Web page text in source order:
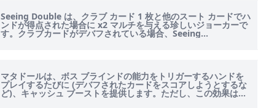
Seeing Double は、クラブ カード 1 枚と他のスート カードでハ
ンドが得点された場合に x2 マルチを与える珍しいジョーカーで
す。クラブカードがデバフされている場合、Seeing...
マタドールは、ボス ブラインドの能力をトリガーするハンドを
プレイするたびに (デバフされたカードをスコアしようとするな
ど)、キャッシュ ブーストを提供します。ただし、この効果はす
べてのボス ブラインド...